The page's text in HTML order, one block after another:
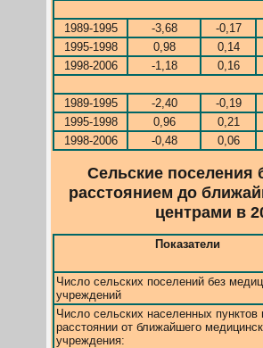
1989-1995 -3,68
-0,17
1995-1998
0,98
0,14
1998-2006
-1,18 0,16
1989-1995 -2,40
-0,19
1995-1998
0,96
0,21
1998-2006
-0,48 0,06
Сельские поселения
расстоянием до
центрами в
Показатели
Число сельских поселений без
учреждений
Число сельских населенных пунктов
расстоянии от ближайшего
учреждения: